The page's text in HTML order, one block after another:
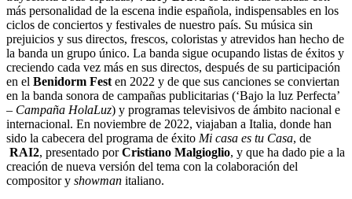
más personalidad de la escena indie española, indispensables en los
ciclos de conciertos y festivales de nuestro país. Su música sin
prejuicios y sus directos, frescos, coloristas y atrevidos han hecho de
la banda un grupo único. La banda sigue ocupando listas de éxitos y
creciendo cada vez más en sus directos, después de su participación
en el Benidorm Fest en 2022 y de que sus canciones se conviertan
en la banda sonora de campañas publicitarias (‘Bajo la luz Perfecta’
– Campaña HolaLuz) y programas televisivos de ámbito nacional e
internacional. En noviembre de 2022, viajaban a Italia, donde han
sido la cabecera del programa de éxito Mi casa es tu Casa, de
RAI2, presentado porCristiano Malgioglio, y que ha dado pie a la
creación de nueva versión del tema con la colaboración del
compositor y showman italiano.